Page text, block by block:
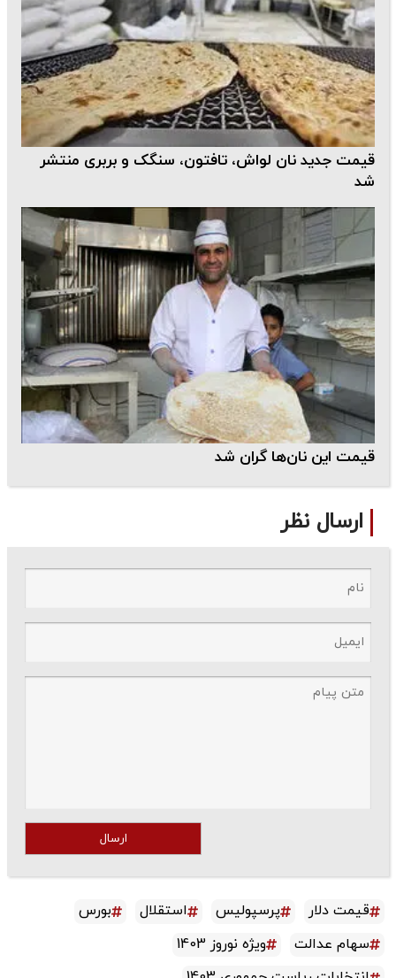
قیمت جدید نان لواش، تافتون، سنگک و بربری منتشر
شد
​قیمت این نان‌ها گران شد
ارسال نظر
ارسال
قیمت دلار پرسپولیس استقلال
بورس
سهام عدالت
ویژه نوروز 1403